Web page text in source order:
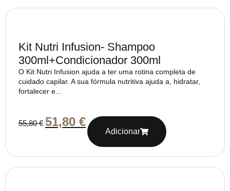
Kit Nutri Infusion- Shampoo
300ml+Condicionador 300ml
O Kit Nutri Infusion ajuda a ter uma rotina completa de
cuidado capilar. A sua fórmula nutritiva ajuda a, hidratar,
fortalecer e...
55,80€ 51,80 €
Adicionar